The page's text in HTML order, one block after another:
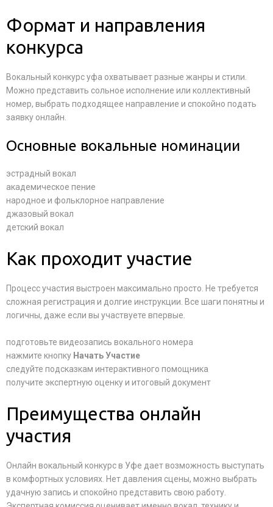
Формат и направления
конкурса
Вокальный конкурс уфа охватывает разные жанры и стили.
Можно представить сольное исполнение или коллективный
номер, выбрать подходящее направление и спокойно подать
заявку онлайн.
Основные вокальные номинации
эстрадный вокал
академическое пение
народное и фольклорное направление
джазовый вокал
детский вокал
Как проходит участие
Процесс участия выстроен максимально просто. Не требуется
сложная регистрация и долгие инструкции. Все шаги понятны и
логичны, даже если вы участвуете впервые.
подготовьте видеозапись вокального номера
нажмите кнопку Начать Участие
следуйте подсказкам интерактивного помощника
получите экспертную оценку и итоговый документ
Преимущества онлайн
участия
Онлайн вокальный конкурс в Уфе дает возможность выступать
в комфортных условиях. Нет давления сцены, можно выбрать
удачную запись и спокойно представить свою работу.